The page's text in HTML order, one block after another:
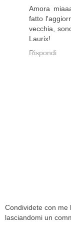
Amora
fatto
vecchia,
Laurix!
Rispondi
Condividete con me
lasciandomi un